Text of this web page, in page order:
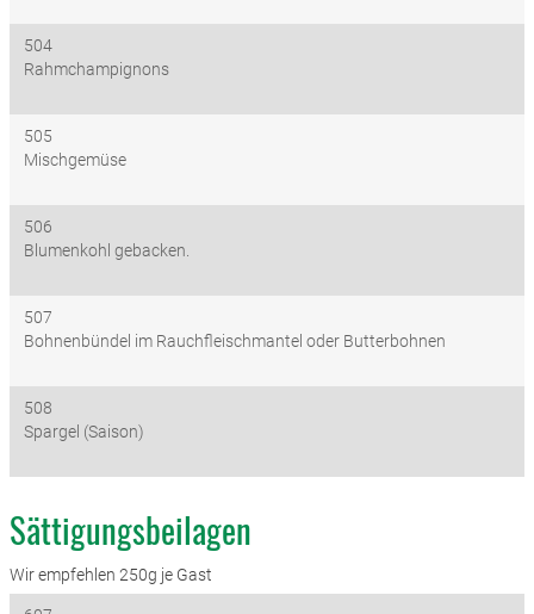
504
Rahmchampignons
505
Mischgemüse
506
Blumenkohl gebacken.
507
Bohnenbündel im Rauchfleischmantel oder Butterbohnen
508
Spargel (Saison)
Sättigungsbeilagen
Wir empfehlen 250g je Gast